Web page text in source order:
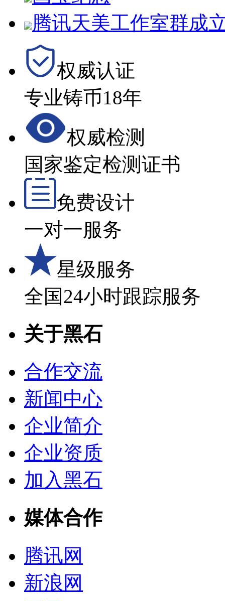
腾讯天美工作室群成
权威认证
专业铸币18年
权威检测
国家鉴定检测证书
免费设计
一对一服务
星级服务
全国24小时跟踪服务
关于黑石
合作交流
新闻中心
企业简介
企业资质
加入黑石
媒体合作
腾讯网
新浪网